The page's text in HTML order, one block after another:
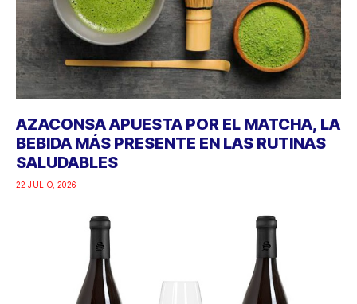
AZACONSA APUESTA POR EL MATCHA, LA
BEBIDA MÁS PRESENTE EN LAS RUTINAS
SALUDABLES
22 JULIO, 2026